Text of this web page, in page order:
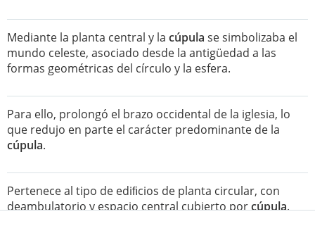
Mediante la planta central y la cúpula se simbolizaba el
mundo celeste, asociado desde la antigüedad a las
formas geométricas del círculo y la esfera.
Para ello, prolongó el brazo occidental de la iglesia, lo
que redujo en parte el carácter predominante de la
cúpula.
Pertenece al tipo de ediﬁcios de planta circular, con
deambulatorio y espacio central cubierto porcúpula.